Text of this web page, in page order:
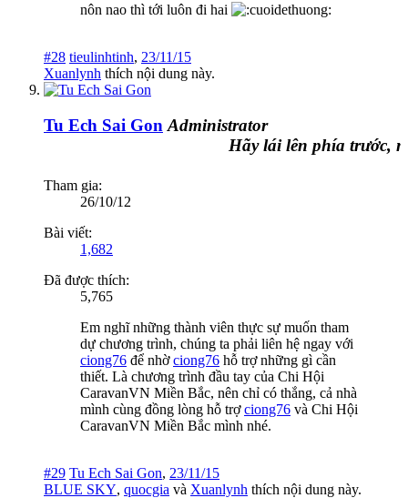
nôn nao thì tới luôn đi hai
#28 tieulinhtinh, 23/11/15
Xuanlynh thích nội dung này.
Tu Ech Sai Gon Administrator
Hãy lái lên phía trước,
Tham gia:
26/10/12
Bài viết:
1,682
Đã được thích:
5,765
Em nghĩ những thành viên thực sự muốn tham
dự chương trình, chúng ta phải liên hệ ngay với
ciong76 để nhờciong76 hỗ trợ những gì cần
thiết. Là chương trình đầu tay của Chi Hội
CaravanVN Miền Bắc, nên chỉ có thắng, cả nhà
mình cùng đồng lòng hỗ trợciong76 và Chi Hội
CaravanVN Miền Bắc mình nhé.
#29 Tu Ech Sai Gon, 23/11/15
BLUE SKY, quocgia và Xuanlynh thích nội dung này.